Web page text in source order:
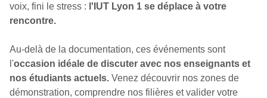
voix, fini le stress : l'IUT Lyon 1 se déplace à votre
rencontre.
Au-delà de la documentation, ces événements sont
l'occasion idéale de discuter avec nos enseignants et
nos étudiants actuels. Venez découvrir nos zones de
démonstration, comprendre nos filières et valider votre